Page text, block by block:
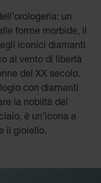
un
forme morbide, il
iconici diamanti
al vento di libertà
del XX secolo.
con diamanti
la nobiltà del
è un’icona a
il gioiello.